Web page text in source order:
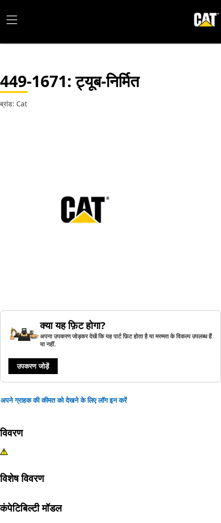
449-1671: ट्यूब-निर्मित
ब्रांड: Cat
क्या यह फ़िट होगा?
अपना उपकरण जोड़कर देखें कि यह पार्ट फ़िट होता है या मरम्मत के विकल्प उपलब्ध हैं
या नहीं.
उपकरण जोड़ें
अपने ग्राहक की कीमत को देखने के लिए लॉग इन करें
विवरण
विशेष विवरण
कंपेटिबिल्टी मॉडल